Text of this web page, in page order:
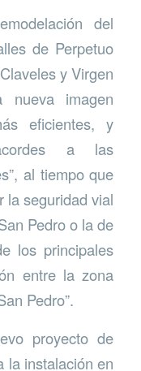
del
de Perpetuo
y Virgen
nueva imagen
eficientes, y
a las
al tiempo que
la seguridad vial
Pedro o la de
los principales
entre la zona
Pedro”.
proyecto de
la instalación en